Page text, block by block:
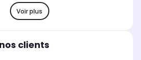
Voir plus
clients